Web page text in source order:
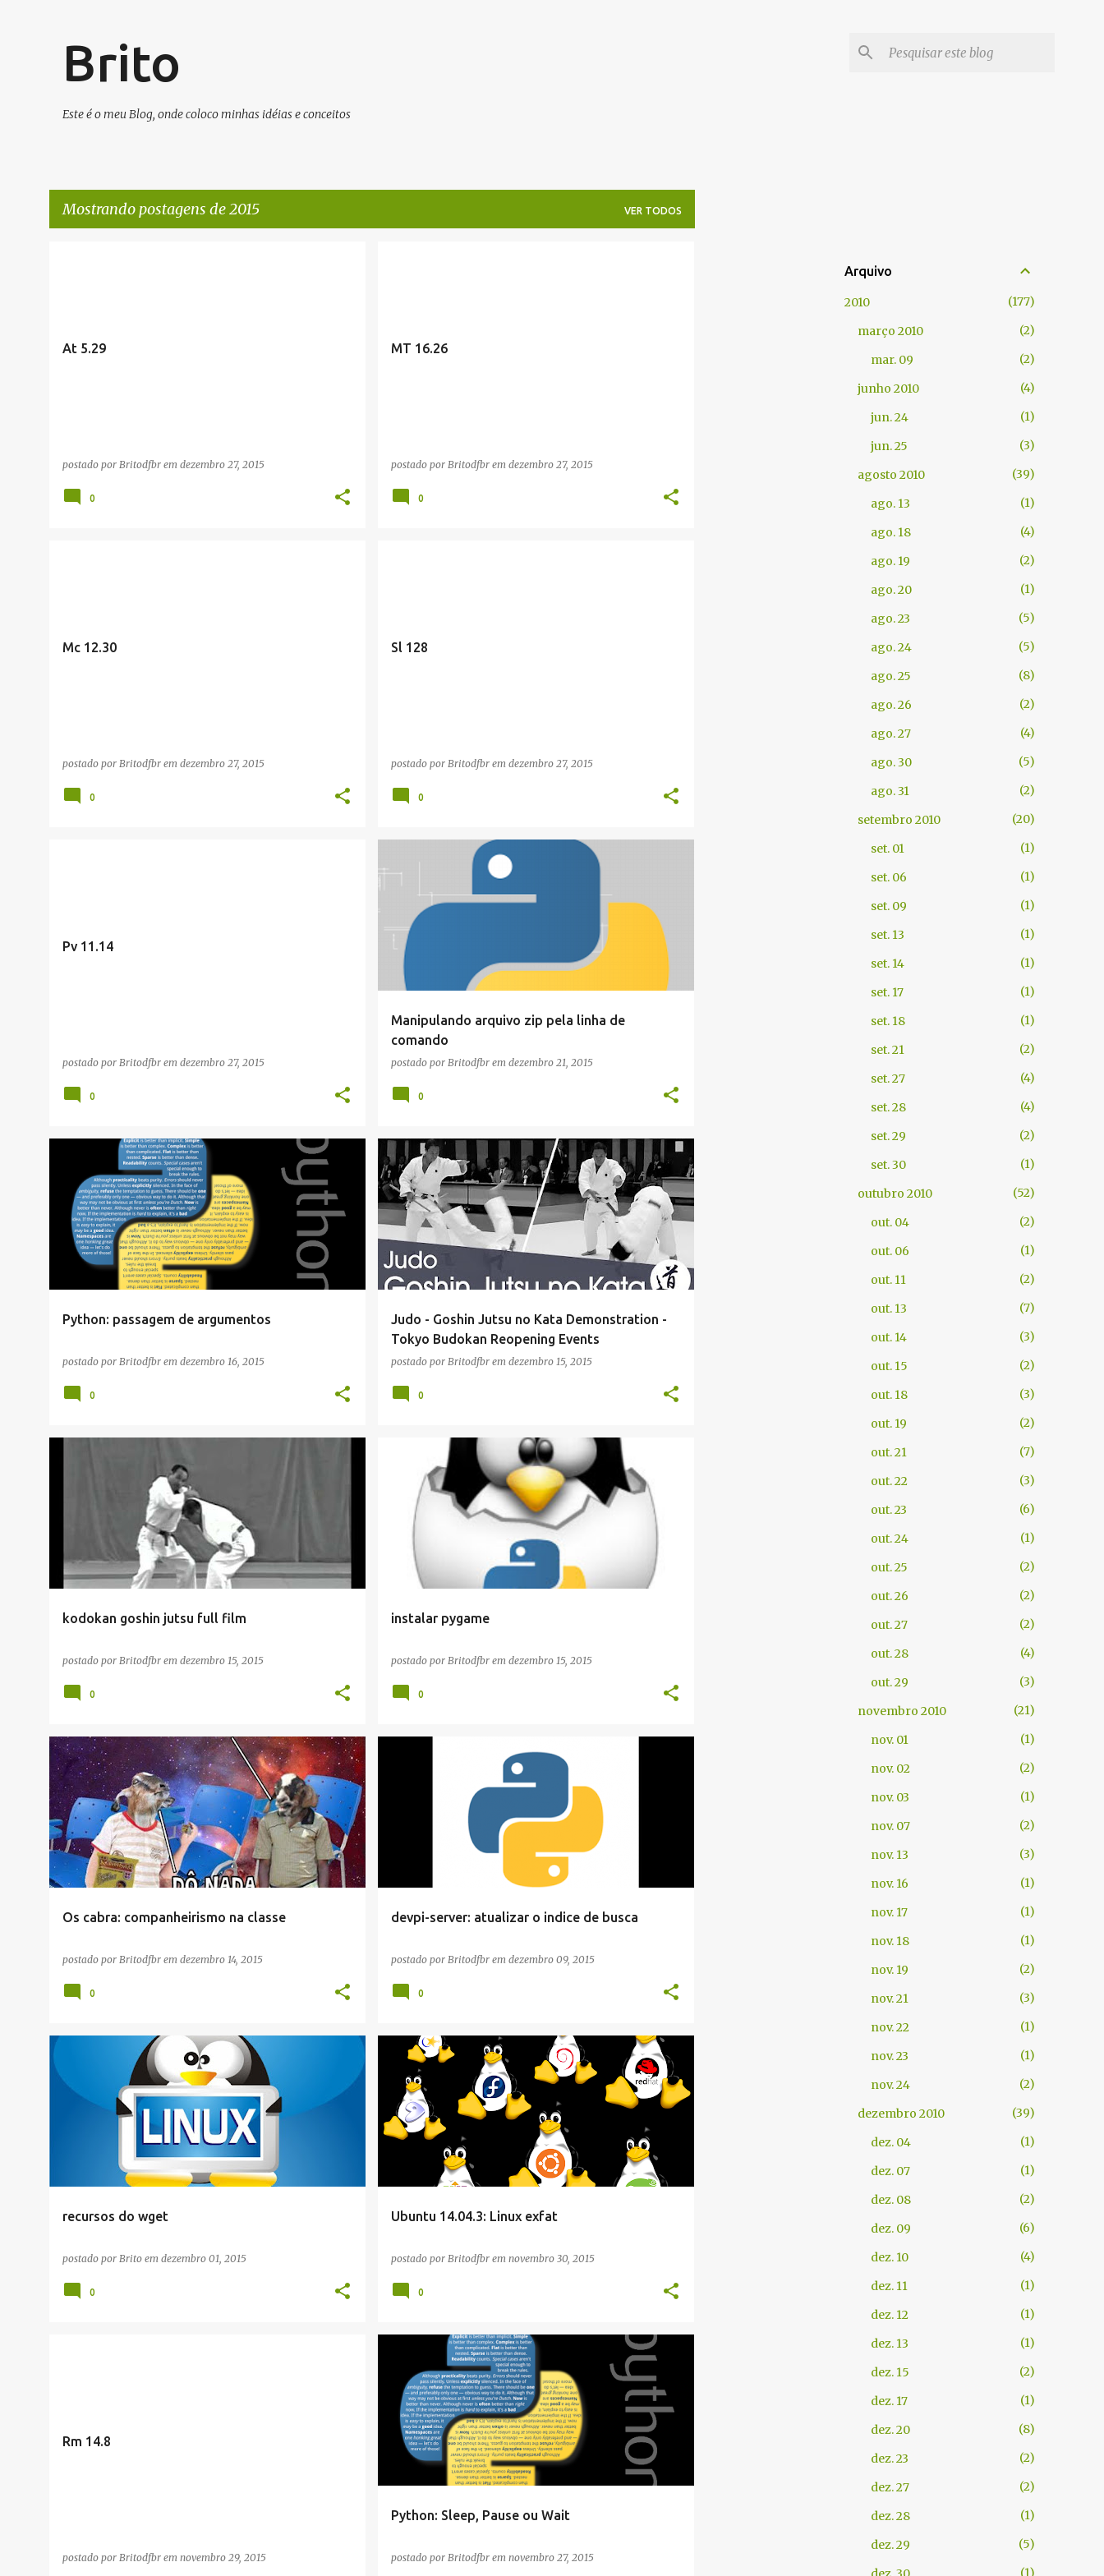
Brito
Este é o meu Blog, onde coloco minhas idéias e conceitos
Mostrando postagens de 2015 VER TODOS
At 5.29
postado por Britodfbr em dezembro 27, 2015
0
MT 16.26
postado por Britodfbr em dezembro 27, 2015
0
Mc 12.30
postado por Britodfbr em dezembro 27, 2015
0
Sl 128
postado por Britodfbr em dezembro 27, 2015
0
Pv 11.14
postado por Britodfbr em dezembro 27, 2015
0
Manipulando arquivo zip pela linha de
comando
postado por Britodfbr em dezembro 21, 2015
ARTIGOS/CONFIGURAÇÕES/TUTORIAIS
0
Python: passagem de argumentos
postado por Britodfbr em dezembro 16, 2015
0
Judo - Goshin Jutsu no Kata Demonstration -
Tokyo Budokan Reopening Events
postado por Britodfbr em dezembro 15, 2015
ARTES MARCIAIS ATIVIDADE FÍSICA
0
kodokan goshin jutsu full film
postado por Britodfbr em dezembro 15, 2015
0
instalar pygame
postado por Britodfbr em dezembro 15, 2015
ARTIGOS/CONFIGURAÇÕES/TUTORIAIS
0
Os cabra: companheirismo na classe
postado por Britodfbr em dezembro 14, 2015
CHARGES DIVERTIDOS/DIVERSÃO
0
devpi-server: atualizar o indice de busca
postado por Britodfbr em dezembro 09, 2015
ARTIGOS/CONFIGURAÇÕES/TUTORIAIS
0
recursos do wget
postado por Brito em dezembro 01, 2015
ARTIGOS/CONFIGURAÇÕES/TUTORIAIS INLINE
SVN/GIT
0
Ubuntu 14.04.3: Linux exfat
postado por Britodfbr em novembro 30, 2015
ARTIGOS/CONFIGURAÇÕES/TUTORIAIS LINUX
0
Rm 14.8
postado por Britodfbr em novembro 29, 2015
Python: Sleep, Pause ou Wait
postado por Britodfbr em novembro 27, 2015
ARTIGOS/CONFIGURAÇÕES/TUTORIAIS
DESENVOLVIMENTO
Arquivo
2010
177
março 2010
2
mar. 09
2
junho 2010
4
jun. 24
1
jun. 25
3
agosto 2010
39
ago. 13
1
ago. 18
4
ago. 19
2
ago. 20
1
ago. 23
5
ago. 24
5
ago. 25
8
ago. 26
2
ago. 27
4
ago. 30
5
ago. 31
2
setembro 2010
20
set. 01
1
set. 06
1
set. 09
1
set. 13
1
set. 14
1
set. 17
1
set. 18
1
set. 21
2
set. 27
4
set. 28
4
set. 29
2
set. 30
1
outubro 2010
52
out. 04
2
out. 06
1
out. 11
2
out. 13
7
out. 14
3
out. 15
2
out. 18
3
out. 19
2
out. 21
7
out. 22
3
out. 23
6
out. 24
1
out. 25
2
out. 26
2
out. 27
2
out. 28
4
out. 29
3
novembro 2010
21
nov. 01
1
nov. 02
2
nov. 03
1
nov. 07
2
nov. 13
3
nov. 16
1
nov. 17
1
nov. 18
1
nov. 19
2
nov. 21
3
nov. 22
1
nov. 23
1
nov. 24
2
dezembro 2010
39
dez. 04
1
dez. 07
1
dez. 08
2
dez. 09
6
dez. 10
4
dez. 11
1
dez. 12
1
dez. 13
1
dez. 15
2
dez. 17
1
dez. 20
8
dez. 23
2
dez. 27
2
dez. 28
1
dez. 29
5
1